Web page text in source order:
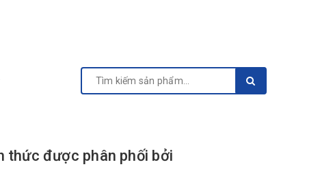
thức được phân phối bởi